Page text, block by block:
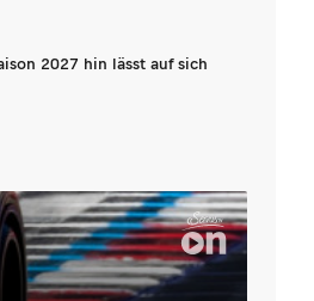
2027 hin lässt auf sich